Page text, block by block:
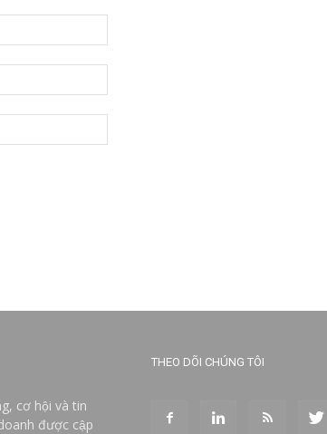
cơ hội và tin
được cập
THEO DÕI CHÚNG TÔI